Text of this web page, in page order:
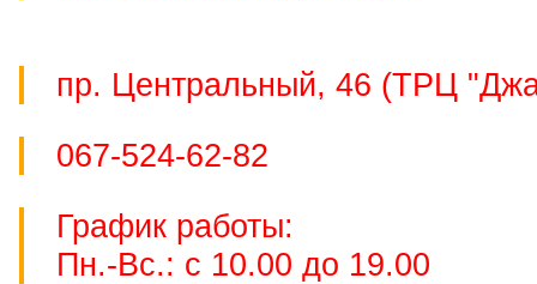
пр. Центральный, 46 (ТРЦ
067-524-62-82
График работы:
Пн.-Вс.: с 10.00 до 19.00